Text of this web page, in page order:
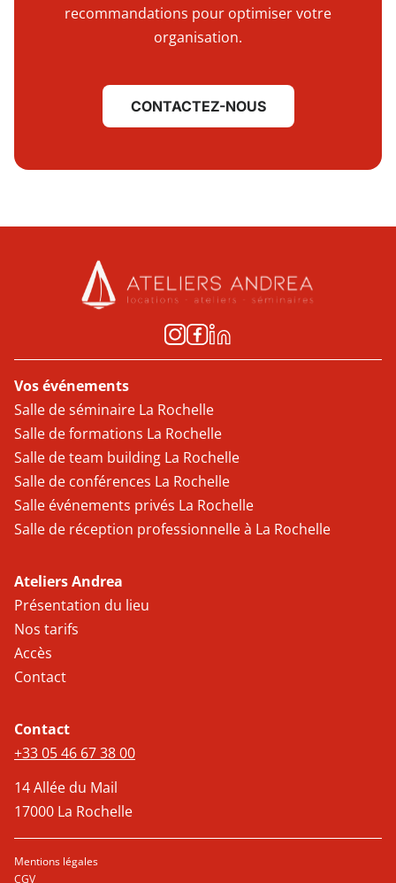
recommandations pour optimiser votre
organisation.
CONTACTEZ-NOUS
Vos événements
Salle de séminaire La Rochelle
Salle de formations La Rochelle
Salle de team building La Rochelle
Salle de conférences La Rochelle
Salle événements privés La Rochelle
Salle de réception professionnelle à La Rochelle
Ateliers Andrea
Présentation du lieu
Nos tarifs
Accès
Contact
Contact
+33 05 46 67 38 00
14 Allée du Mail
17000 La Rochelle
Mentions légales
CGV